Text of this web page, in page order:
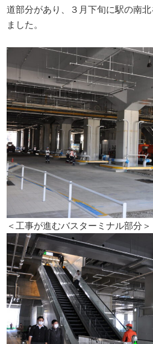
道部分があり、３月下旬に駅の南
ました。
＜工事が進むバスターミナル部分＞